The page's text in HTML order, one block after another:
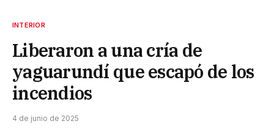
INTERIOR
Liberaron a una cría de
yaguarundí que escapó de los
incendios
4 de junio de 2025